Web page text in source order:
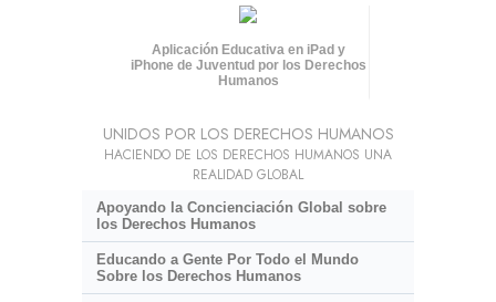
Aplicación Educativa en iPad y
iPhone de Juventud por los Derechos
Humanos
UNIDOS POR LOS DERECHOS HUMANOS
HACIENDO DE LOS DERECHOS HUMANOS UNA
REALIDAD GLOBAL
Apoyando la Concienciación Global sobre
los Derechos Humanos
Educando a Gente Por Todo el Mundo
Sobre los Derechos Humanos